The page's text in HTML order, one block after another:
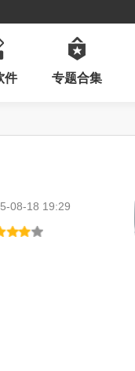
件 专题合集
08-18 19:29